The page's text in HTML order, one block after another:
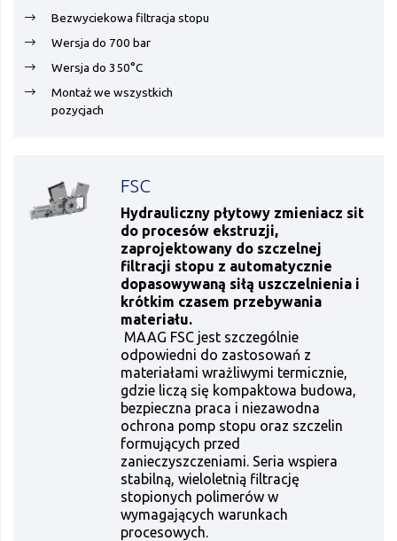
Bezwyciekowa filtracja stopu
Wersja do 700 bar
Wersja do 350°C
Montaż we wszystkich
pozycjach
FSC
Hydrauliczny płytowy zmieniacz sit
do procesów ekstruzji,
zaprojektowany do szczelnej
filtracji stopu z automatycznie
dopasowywaną siłą uszczelnienia i
krótkim czasem przebywania
materiału.
MAAG FSC jest szczególnie
odpowiedni do zastosowań z
materiałami wrażliwymi termicznie,
gdzie liczą się kompaktowa budowa,
bezpieczna praca i niezawodna
ochrona pomp stopu oraz szczelin
formujących przed
zanieczyszczeniami. Seria wspiera
stabilną, wieloletnią filtrację
stopionych polimerów w
wymagających warunkach
procesowych.